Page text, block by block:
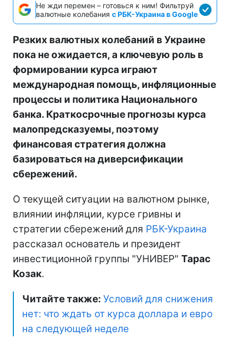
Не жди перемен – готовься к ним! Фильтруй
валютные колебания с РБК-Украина в Google
Резких валютных колебаний в Украине
пока не ожидается, а ключевую роль в
формировании курса играют
международная помощь, инфляционные
процессы и политика Национального
банка. Краткосрочные прогнозы курса
малопредсказуемы, поэтому
финансовая стратегия должна
базироваться на диверсификации
сбережений.
О текущей ситуации на валютном рынке,
влиянии инфляции, курсе гривны и
стратегии сбережений для РБК-Украина
рассказал основатель и президент
инвестиционной группы "УНИВЕР" Тарас
Козак.
Читайте также: Условий для снижения
нет: что ждать от курса доллара и евро
на следующей неделе